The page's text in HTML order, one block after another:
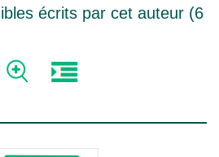
écrits par cet auteur (6